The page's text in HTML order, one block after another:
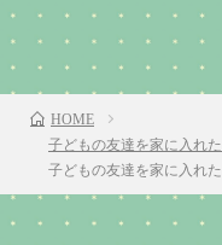
前のお話
HOME
子どもの友達を家に入れ
子どもの友達を家に入れ